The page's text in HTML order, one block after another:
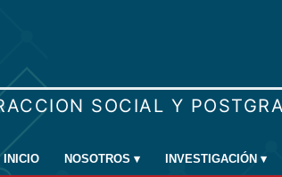
INICIO NOSOTROS ▾ INVESTIGACIÓN ▾